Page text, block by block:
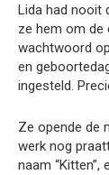
Lida had nooit
ze hem om de
wachtwoord
en
ingesteld.
Ze opende de
werk nog
naam